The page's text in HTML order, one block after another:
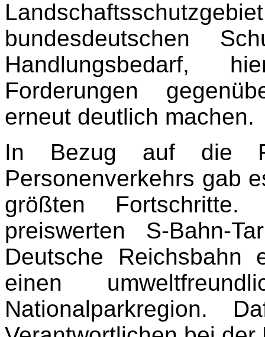
bundesdeutschen
Handlungsbedarf,
Forderungen
erneut deutlich machen.
In Bezug auf die
Personenverkehrs gab
größten
preiswerten S-Bahn-
Deutsche
einen
Nationalparkregion.